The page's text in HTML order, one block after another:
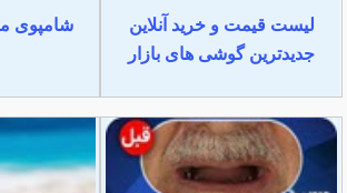
لیست قیمت و خرید آنلاین
جدیدترین گوشی های بازار
شامپوی